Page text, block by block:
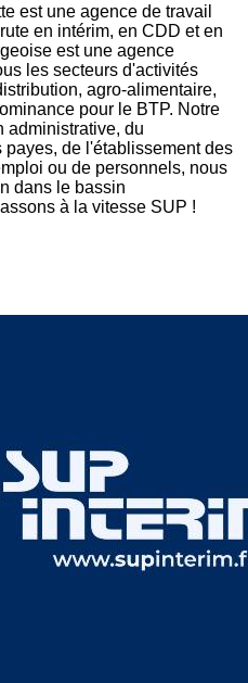
est une agence de travail
en intérim, en CDD et en
est une agence
les secteurs d'activités
agro-alimentaire,
pour le BTP. Notre
administrative, du
payes, de l'établissement des
ou de personnels, nous
dans le bassin
à la vitesse SUP !